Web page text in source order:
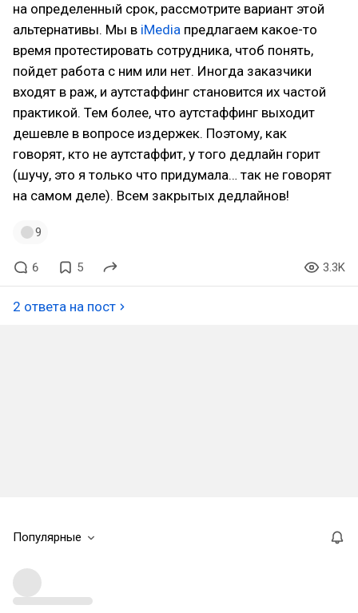
на определенный срок, рассмотрите вариант этой
альтернативы. Мы в iMedia предлагаем какое-то
время протестировать сотрудника, чтоб понять,
пойдет работа с ним или нет. Иногда заказчики
входят в раж, и аутстаффинг становится их частой
практикой. Тем более, что аутстаффинг выходит
дешевле в вопросе издержек. Поэтому, как
говорят, кто не аутстаффит, у того дедлайн горит
(шучу, это я только что придумала… так не говорят
на самом деле). Всем закрытых дедлайнов!
9
6 5 3.3K
2 ответа на пост
Популярные